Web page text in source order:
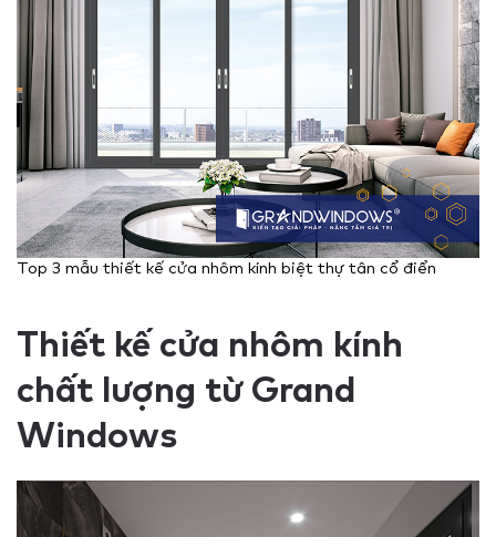
Top 3 mẫu thiết kế cửa nhôm kính biệt thự tân cổ điển
Thiết kế cửa nhôm kính
chất lượng từ Grand
Windows